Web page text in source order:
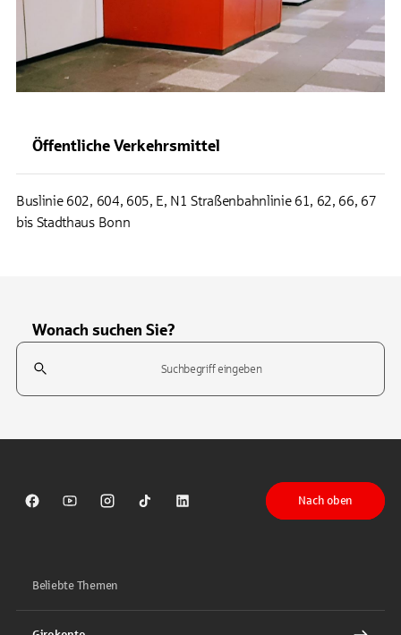
Öffentliche Verkehrsmittel
Buslinie 602, 604, 605, E, N1 Straßenbahnlinie 61, 62, 66, 67
bis Stadthaus Bonn
Wonach suchen Sie?
Suchfeld
Sparkasse auf Facebook
Sparkasse auf Youtube
Sparkasse auf Instagram
Sparkasse auf TikTok
Sparkasse auf LinkedIn
Nach oben
Beliebte Themen